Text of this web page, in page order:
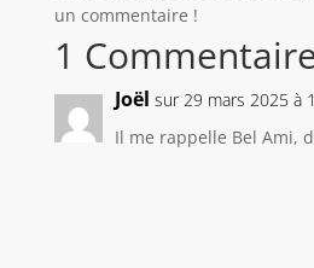
un commentaire !
1
Joël sur 29 mars 2025 à
Il me rappelle Bel Ami,